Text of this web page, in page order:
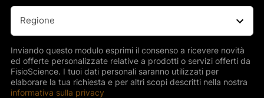
Regione
Inviando questo modulo esprimi il consenso a ricevere novità
ed offerte personalizzate relative a prodotti o servizi offerti da
FisioScience. I tuoi dati personali saranno utilizzati per
elaborare la tua richiesta e per altri scopi descritti nella nostra
informativa sulla privacy